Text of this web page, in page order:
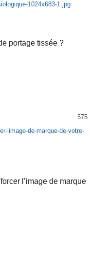
portage tissée ?
575
l’image de marque